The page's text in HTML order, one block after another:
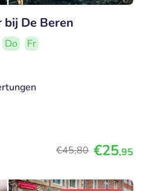
De Beren
Do
Fr
€45,80 €25,95